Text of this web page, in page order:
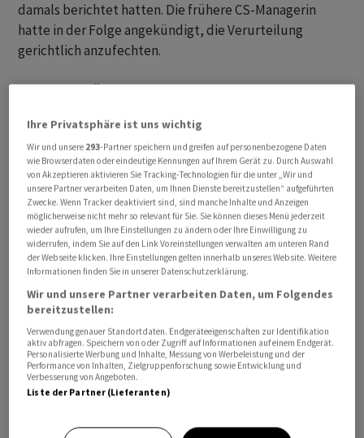
damals berichtet hatten. Die frühere CS-Managerin
hatte in der Folge angekündigt, die Verurteilung
gerichtlich anzufechten.
Verdächtige Überweisung aus Jahr 2016
Warner hatte es laut dem EFD als Compliance-
Verantwortliche der Credit Suisse im März 2016
unterlassen, eine Überweisung von rund 7,8 Millionen
Dollar zu melden. Die Gelder waren vom
Finanzministerium des Landes Mosambik auf ein in der
Schweiz gebuchtes CS-Konto geflossen. Sie stammten
wohl aus Krediten an mosambikanische
Staatsunternehmen und dürften «deliktischer
Herkunft» gewesen sein, so das EFD.
Ihre Privatsphäre ist uns wichtig
Wir und unsere 293-Partner speichern und greifen auf personenbezogene Daten
wie Browserdaten oder eindeutige Kennungen auf Ihrem Gerät zu. Durch Auswahl
von Akzeptieren aktivieren Sie Tracking-Technologien für die unter „Wir und
unsere Partner verarbeiten Daten, um Ihnen Dienste bereitzustellen“ aufgeführten
Zwecke. Wenn Tracker deaktiviert sind, sind manche Inhalte und Anzeigen
möglicherweise nicht mehr so relevant für Sie. Sie können dieses Menü jederzeit
wieder aufrufen, um Ihre Einstellungen zu ändern oder Ihre Einwilligung zu
widerrufen, indem Sie auf den Link Voreinstellungen verwalten am unteren Rand
der Webseite klicken. Ihre Einstellungen gelten innerhalb unseres Website. Weitere
Informationen finden Sie in unserer Datenschutzerklärung.
Wir und unsere Partner verarbeiten Daten, um Folgendes
bereitzustellen:
Verwendung genauer Standortdaten. Endgeräteeigenschaften zur Identifikation
aktiv abfragen. Speichern von oder Zugriff auf Informationen auf einem Endgerät.
Personalisierte Werbung und Inhalte, Messung von Werbeleistung und der
Performance von Inhalten, Zielgruppenforschung sowie Entwicklung und
Verbesserung von Angeboten.
Liste der Partner (Lieferanten)